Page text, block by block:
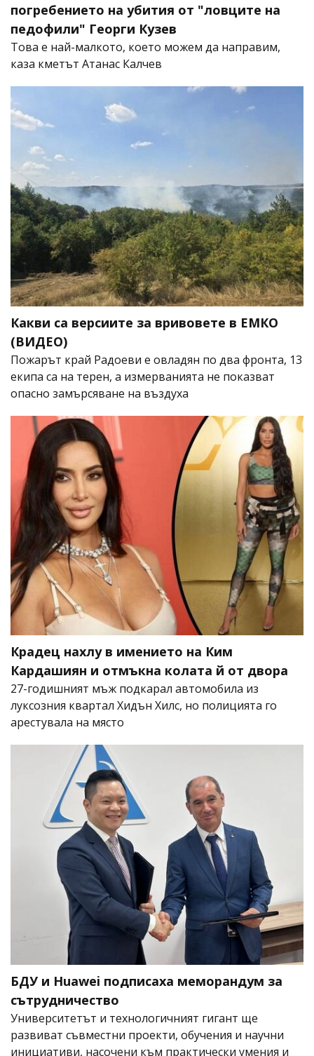
погребението на убития от "ловците на
педофили" Георги Кузев
Това е най-малкото, което можем да направим,
каза кметът Атанас Калчев
Какви са версиите за вривовете в ЕМКО
(ВИДЕО)
Пожарът край Радоеви е овладян по два фронта, 13
екипа са на терен, а измерванията не показват
опасно замърсяване на въздуха
Крадец нахлу в имението на Ким
Кардашиян и отмъкна колата й от двора
27-годишният мъж подкарал автомобила из
луксозния квартал Хидън Хилс, но полицията го
арестувала на място
БДУ и Huawei подписаха меморандум за
сътрудничество
Университетът и технологичният гигант ще
развиват съвместни проекти, обучения и научни
инициативи, насочени към практически умения и